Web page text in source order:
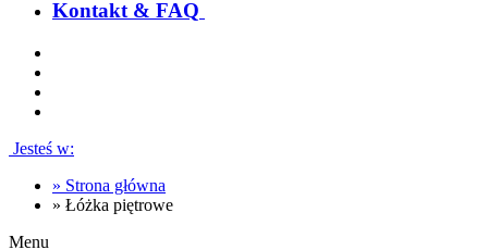
Kontakt & FAQ
Jesteś w:
» Strona główna
» Łóżka piętrowe
Menu